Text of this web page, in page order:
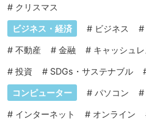
# クリスマス
ビジネス・経済 # ビジネス #
# 不動産 # 金融 # キャッシュレ
# 投資 # SDGs・サステナブル
コンピューター # パソコン #
# インターネット # オンライン